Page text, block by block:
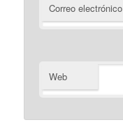
Correo electrónico
Web